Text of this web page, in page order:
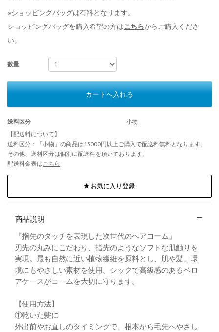
※ショッピングバッグは有料となります。
ショッピングバッグを購入希望の方はこちらからご購入くださ
い。
数量
カートへ入れる
送料区分
小物
【配送料について】
送料区分：「小物」の商品は15000円以上ご購入で配送料無料となります。
その他、送料区分は個別に配送料を頂いております。
配送料金表は こちら
お気に入り登録
商品説明
『指先のタッチを表現した次世代のヘアコーム』
刃先の丸みにこだわり、指先のようなソフトな肌触りを
実現。最も自然に近い植物繊維を原料とし、肌や髪、環
境にもやさしい素材を使用。シックで高級感のあるベロ
アケースがコームを大切に守ります。
【使用方法】
①乾いた髪に
外出前やお直しのタイミングで、根本から毛先へやさし